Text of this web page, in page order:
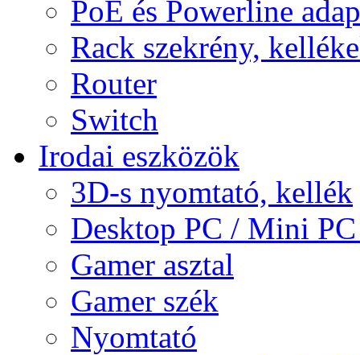
PoE és Powerline
Rack szekrény,
Router
Switch
Irodai eszközök
3D-s nyomtató, kellék
Desktop PC / Mini
Gamer asztal
Gamer szék
Nyomtató